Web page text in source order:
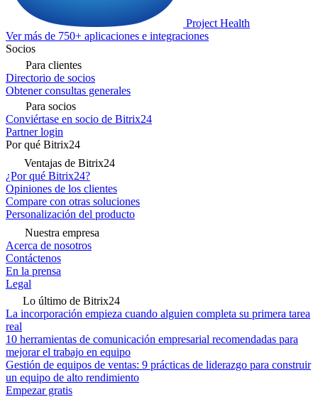
Project Health
Ver más de 750+ aplicaciones e integraciones
Socios
Para clientes
Directorio de socios
Obtener consultas generales
Para socios
Conviértase en socio de Bitrix24
Partner login
Por qué Bitrix24
Ventajas de Bitrix24
¿Por qué Bitrix24?
Opiniones de los clientes
Compare con otras soluciones
Personalización del producto
Nuestra empresa
Acerca de nosotros
Contáctenos
En la prensa
Legal
Lo último de Bitrix24
La incorporación empieza cuando alguien completa su primera tarea
real
10 herramientas de comunicación empresarial recomendadas para
mejorar el trabajo en equipo
Gestión de equipos de ventas: 9 prácticas de liderazgo para construir
un equipo de alto rendimiento
Empezar gratis